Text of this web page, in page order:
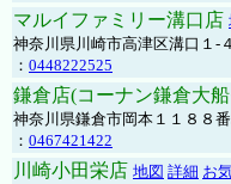
マルイファミリー溝口店
神奈川県川崎市高津区溝口１-
： 0448222525
鎌倉店(コーナン鎌倉大
神奈川県鎌倉市岡本１１８８
： 0467421422
川崎小田栄店 地図 詳細 お